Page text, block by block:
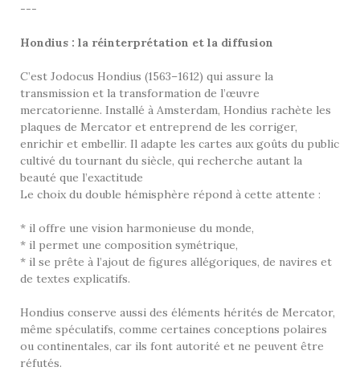
---
Hondius : la réinterprétation et la diffusion
C’est Jodocus Hondius (1563–1612) qui assure la
transmission et la transformation de l’œuvre
mercatorienne. Installé à Amsterdam, Hondius rachète les
plaques de Mercator et entreprend de les corriger,
enrichir et embellir. Il adapte les cartes aux goûts du public
cultivé du tournant du siècle, qui recherche autant la
beauté que l’exactitude
Le choix du double hémisphère répond à cette attente :
* il offre une vision harmonieuse du monde,
* il permet une composition symétrique,
* il se prête à l’ajout de figures allégoriques, de navires et
de textes explicatifs.
Hondius conserve aussi des éléments hérités de Mercator,
même spéculatifs, comme certaines conceptions polaires
ou continentales, car ils font autorité et ne peuvent être
réfutés.